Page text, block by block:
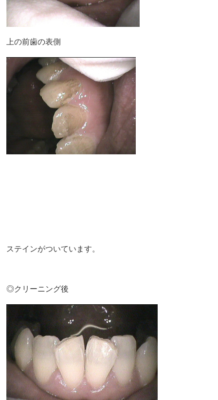
上の前歯の表側
ステインがついています。
◎クリーニング後